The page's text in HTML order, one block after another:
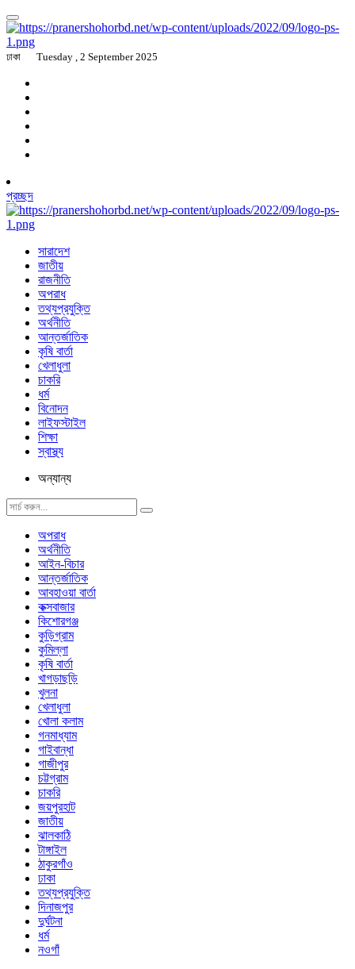
ঢাকা Tuesday , 2 September 2025
প্রচ্ছদ
সারাদেশ
জাতীয়
রাজনীতি
অপরাধ
তথ্যপ্রযুক্তি
অর্থনীতি
আন্তর্জাতিক
কৃষি বার্তা
খেলাধুলা
চাকরি
ধর্ম
বিনোদন
লাইফস্টাইল
শিক্ষা
স্বাস্থ্য
অন্যান্য
অপরাধ
অর্থনীতি
আইন-বিচার
আন্তর্জাতিক
আবহাওয়া বার্তা
কক্সবাজার
কিশোরগঞ্জ
কুড়িগ্রাম
কুমিল্লা
কৃষি বার্তা
খাগড়াছড়ি
খুলনা
খেলাধুলা
খোলা কলাম
গনমাধ্যাম
গাইবান্ধা
গাজীপুর
চট্টগ্রাম
চাকরি
জয়পুরহাট
জাতীয়
ঝালকাঠি
টাঙ্গাইল
ঠাকুরগাঁও
ঢাকা
তথ্যপ্রযুক্তি
দিনাজপুর
দুর্ঘটনা
ধর্ম
নওগাঁ